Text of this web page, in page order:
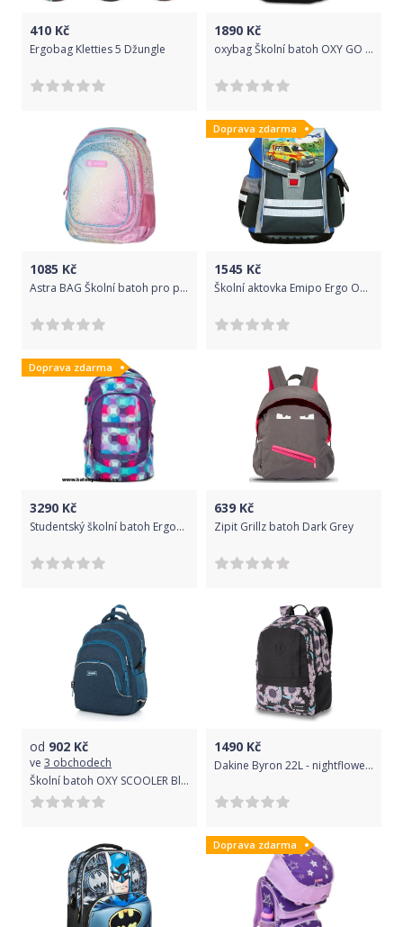
410 Kč
Ergobag Kletties 5 Džungle
1890 Kč
oxybag Školní batoh OXY GO Motýl 22 l
1085 Kč
Astra BAG Školní batoh pro první stupeň RAINBOW DUST, AB330, 502022102
Doprava zdarma
1545 Kč
Školní aktovka Emipo Ergo One Záchranáři - Doprava Zdarma > varianta A.
Doprava zdarma
3290 Kč
Studentský školní batoh Ergobag Satch Hurly Pearly - Doprava Zdarma
639 Kč
Zipit Grillz batoh Dark Grey
od 902 Kč
ve 3 obchodech
Školní batoh OXY SCOOLER Blue
1490 Kč
Dakine Byron 22L - nightflower uni
Doprava zdarma